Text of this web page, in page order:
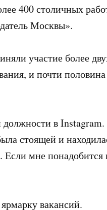
400 столичных
Москвы».
участие более
и почти
в
стоящей и
Если мне
вакансий.